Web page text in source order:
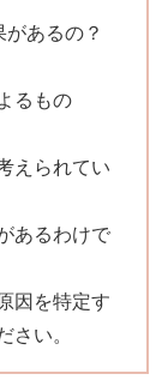
あるの？
るもの
えられてい
あるわけで
因を特定す
さい。